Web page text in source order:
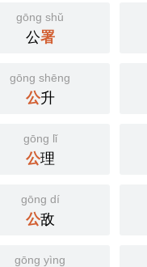
gōng shǔ
公署
gōng shēng
公升
gōng lǐ
公理
gōng dí
公敌
gōng yìng